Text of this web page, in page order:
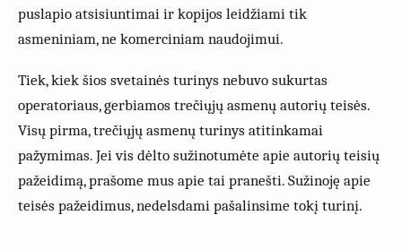
puslapio atsisiuntimai ir kopijos leidžiami tik
asmeniniam, ne komerciniam naudojimui.
Tiek, kiek šios svetainės turinys nebuvo sukurtas
operatoriaus, gerbiamos trečiųjų asmenų autorių teisės.
Visų pirma, trečiųjų asmenų turinys atitinkamai
pažymimas. Jei vis dėlto sužinotumėte apie autorių teisių
pažeidimą, prašome mus apie tai pranešti. Sužinoję apie
teisės pažeidimus, nedelsdami pašalinsime tokį turinį.